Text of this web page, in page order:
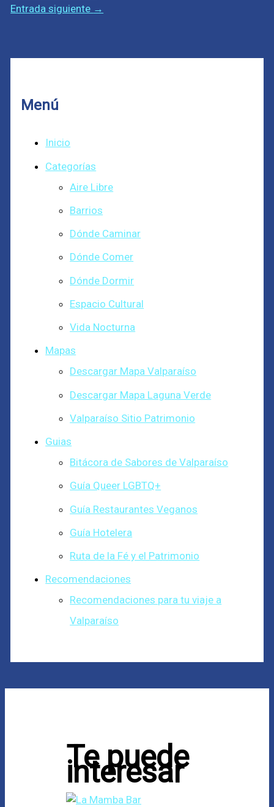
Entrada siguiente →
Menú
Inicio
Categorías
Aire Libre
Barrios
Dónde Caminar
Dónde Comer
Dónde Dormir
Espacio Cultural
Vida Nocturna
Mapas
Descargar Mapa Valparaíso
Descargar Mapa Laguna Verde
Valparaíso Sitio Patrimonio
Guias
Bitácora de Sabores de Valparaíso
Guía Queer LGBTQ+
Guía Restaurantes Veganos
Guía Hotelera
Ruta de la Fé y el Patrimonio
Recomendaciones
Recomendaciones para tu viaje a
Valparaíso
Te puede
interesar